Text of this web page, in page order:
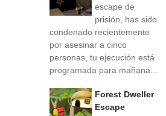
escape de
prisión, has sido
condenado recientemente
por asesinar a cinco
personas, tu ejecución está
programada para mañana...
Forest Dweller
Escape